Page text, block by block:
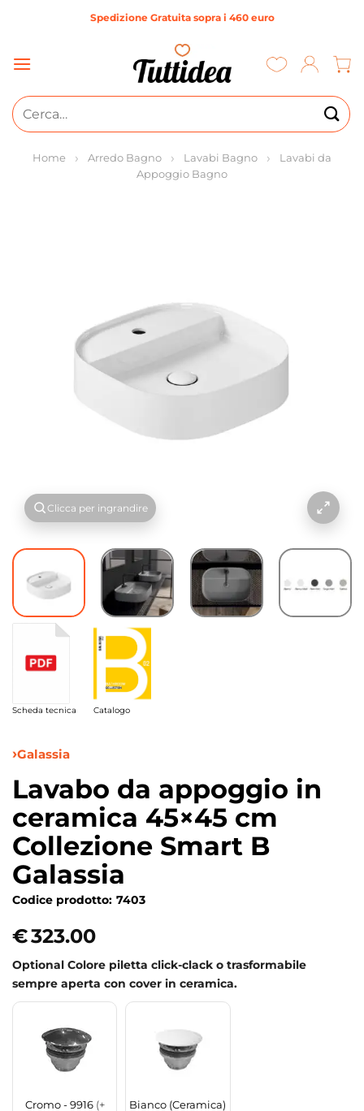
Spedizione Gratuita sopra i 460 euro
Cerca:
Home Arredo Bagno Lavabi Bagno
Lavabi da
Appoggio Bagno
Clicca per ingrandire
Scheda tecnica Catalogo
Galassia
Lavabo da appoggio in
ceramica 45×45 cm
Collezione Smart B
Galassia
Codice prodotto: 7403
€323.00
Optional Colore piletta click-clack o trasformabile
sempre aperta con cover in ceramica.
Cromo - 9916 (+
Bianco (Ceramica)